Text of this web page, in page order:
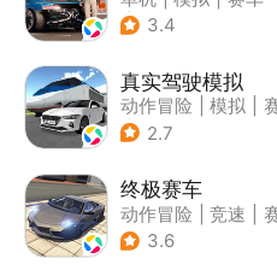
| 开放世界
3.4
真实驾驶模拟
动作冒险 模拟
| 漂移
2.7
终极赛车
动作冒险 竞速
3.6